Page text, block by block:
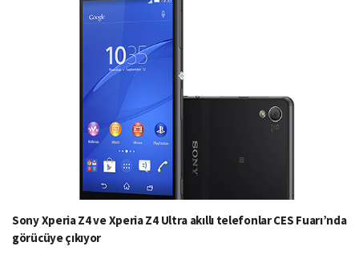
Sony Xperia Z4 ve Xperia Z4 Ultra akıllı telefonlar CES Fuarı’nda
görücüye çıkıyor